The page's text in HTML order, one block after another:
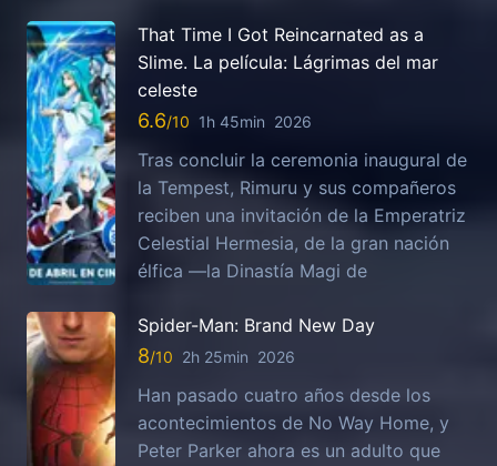
That Time I Got Reincarnated as a
Slime. La película: Lágrimas del mar
celeste
6.6 1h 45min 2026
Tras concluir la ceremonia inaugural de
la Tempest, Rimuru y sus compañeros
reciben una invitación de la Emperatriz
Celestial Hermesia, de la gran nación
élfica —la Dinastía Magi de
Spider-Man: Brand New Day
8 2h 25min 2026
Han pasado cuatro años desde los
acontecimientos de No Way Home, y
Peter Parker ahora es un adulto que